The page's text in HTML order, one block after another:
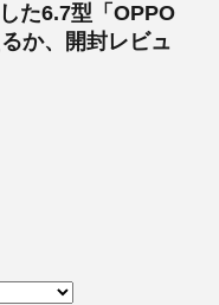
た6.7型「OPPO
か、開封レビュ